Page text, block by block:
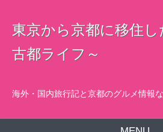
東京から京都に移住
古都ライフ～
海外・国内旅行記と京都のグルメ情報